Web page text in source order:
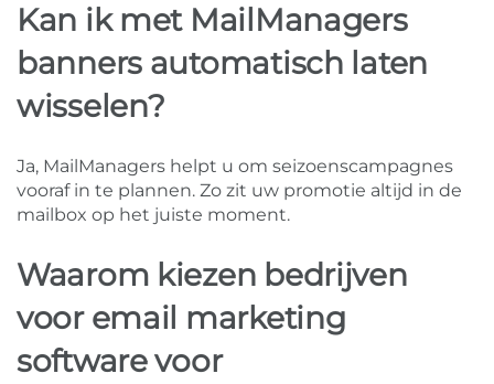
Kan ik met MailManagers
banners automatisch laten
wisselen?
Ja, MailManagers helpt u om seizoenscampagnes
vooraf in te plannen. Zo zit uw promotie altijd in de
mailbox op het juiste moment.
Waarom kiezen bedrijven
voor email marketing
software voor